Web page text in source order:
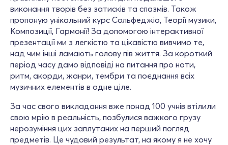
виконання творів без затисків та спазмів. Також
пропоную унікальний курс Сольфеджіо, Теорії музики,
Композиції, Гармонії! За допомогою інтерактивної
презентації ми з легкістю та цікавістю вивчимо те,
над чим інші ламають голову пів життя. За короткий
період часу дамо відповіді на питання про ноти,
ритм, акорди, жанри, тембри та поєднання всіх
музичних елементів в одне ціле.
За час свого викладання вже понад 100 учнів втілили
свою мрію в реальність, позбулися важкого грузу
нерозуміння цих заплутаних на перший погляд
предметів. Це чудовий результат, на якому я не хочу